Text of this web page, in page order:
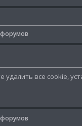
удалить все cookie,